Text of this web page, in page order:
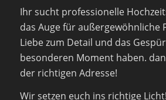
Ihr sucht professionelle
das Auge für außergewöhnliche
Liebe zum Detail und das
besonderen Moment haben.
der richtigen Adresse!
Wir setzen euch ins richtige Licht!